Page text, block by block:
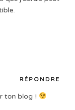
RÉPONDRE
ton blog !